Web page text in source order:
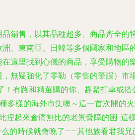
銷售，以其品種超多、商品齊全
、東南亞、日韓等多個國家和地
這里找到心儀的商品，享受購物的
無疑強化了零勒（零售的筆誤）
有路和精選購的你、趕緊打車或
多樣的海外市集噢～這一首次開的
起來倉痛無比的老景疊障的困..這
的時候就會晚了――其他族看君我